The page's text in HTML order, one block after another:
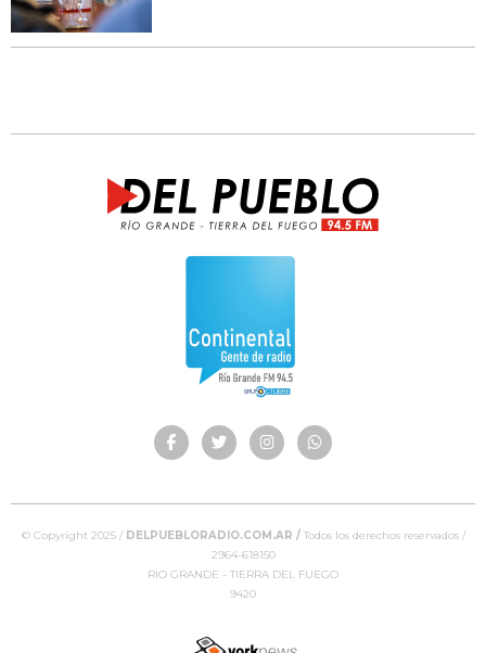
© Copyright 2025 / DELPUEBLORADIO.COM.AR /Todos los derechos reservados /
2964-618150
RIO GRANDE - TIERRA DEL FUEGO
9420